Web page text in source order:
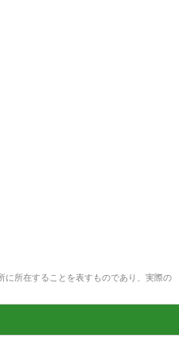
所在することを表すものであり、実際の